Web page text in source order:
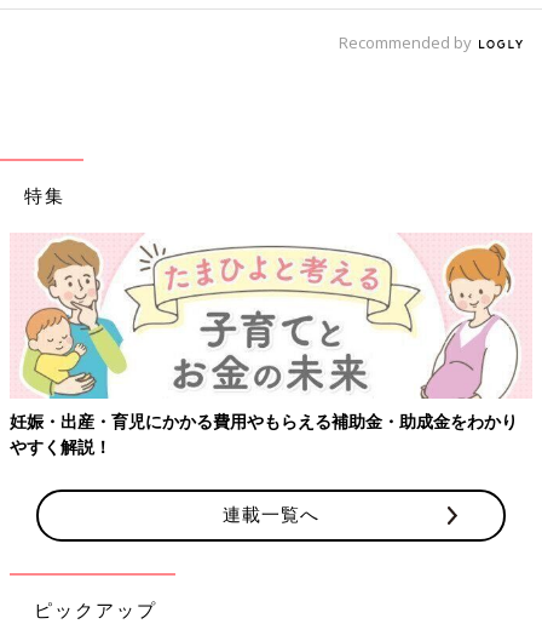
Recommended by
特集
かり
【ワクチン接種できるものも】妊婦の感染症対策、知って
連載一覧へ
ピックアップ